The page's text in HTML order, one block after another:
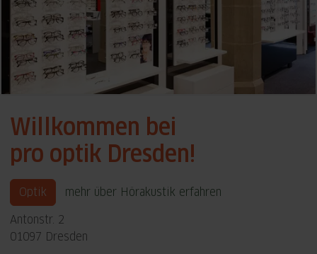
Willkommen bei
pro optik Dresden!
Optik
mehr über Hörakustik erfahren
Antonstr. 2
01097 Dresden